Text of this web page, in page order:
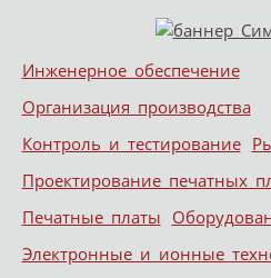
Меню
Skip to content
Инженерное обеспечение
Организация производства
Контроль и тестирование
Проектирование печатных
Печатные платы
Электронные и ионные